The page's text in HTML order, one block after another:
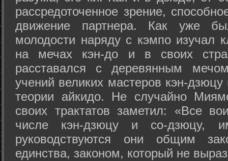
рассредоточенное зрение,
движение партнера. Как уже
молодости наряду с кэмпо изучал
на мечах кэн-до и в своих
расставался с деревянным
учений великих мастеров кэн-
теории айкидо. Не случайно
своих трактатов заметил: «Все
числе кэн-дзюцу и со-дзюцу,
руководствуются они общим
единства, законом, который не